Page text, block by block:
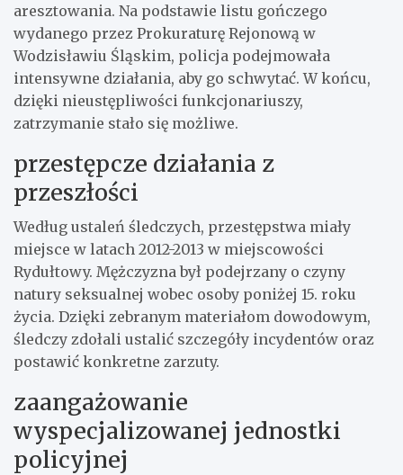
aresztowania. Na podstawie listu gończego
wydanego przez Prokuraturę Rejonową w
Wodzisławiu Śląskim, policja podejmowała
intensywne działania, aby go schwytać. W końcu,
dzięki nieustępliwości funkcjonariuszy,
zatrzymanie stało się możliwe.
przestępcze działania z
przeszłości
Według ustaleń śledczych, przestępstwa miały
miejsce w latach 2012-2013 w miejscowości
Rydułtowy. Mężczyzna był podejrzany o czyny
natury seksualnej wobec osoby poniżej 15. roku
życia. Dzięki zebranym materiałom dowodowym,
śledczy zdołali ustalić szczegóły incydentów oraz
postawić konkretne zarzuty.
zaangażowanie
wyspecjalizowanej jednostki
policyjnej